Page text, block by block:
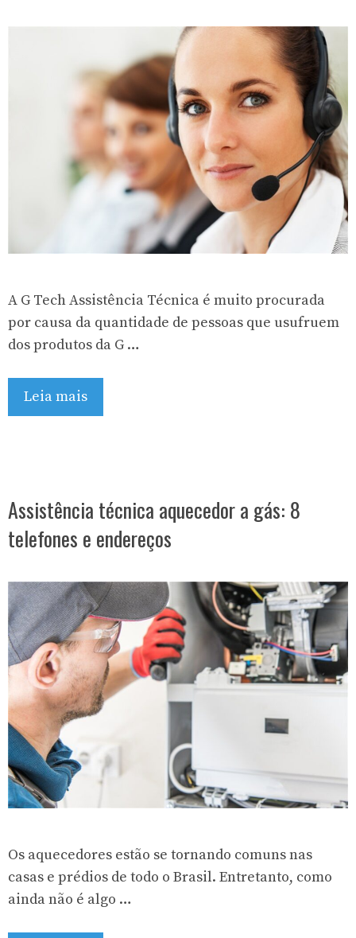
A G Tech Assistência Técnica é muito procurada
por causa da quantidade de pessoas que usufruem
dos produtos da G …
Leia mais
Assistência técnica aquecedor a gás: 8
telefones e endereços
Os aquecedores estão se tornando comuns nas
casas e prédios de todo o Brasil. Entretanto, como
ainda não é algo …